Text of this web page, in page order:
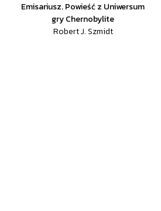
Emisariusz. Powieść z Uniwersum
gry Chernobylite
Robert J. Szmidt